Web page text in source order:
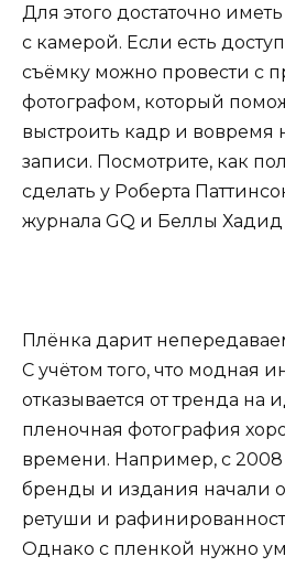
Для этого достаточно
с камерой. Если есть
съёмку можно провести с
фотографом, который
выстроить кадр и вовремя
записи. Посмотрите, как
сделать у Роберта
журнала GQ и Беллы
Плёнка дарит
С учётом того, что модная
отказывается от тренда на
пленочная фотография
времени. Например, с
бренды и издания начали
ретуши и
Однако с пленкой нужно